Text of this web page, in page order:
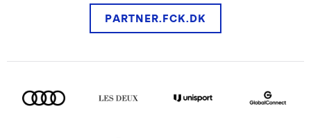
PARTNER.FCK.DK